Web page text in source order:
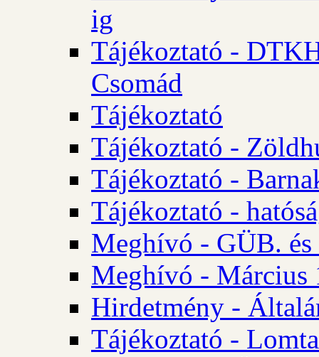
ig
Tájékoztató -
Csomád
Tájékoztató
Tájékoztató -
Tájékoztató -
Tájékoztató -
Meghívó - GÜB.
Meghívó - Március
Hirdetmény -
Tájékoztató -